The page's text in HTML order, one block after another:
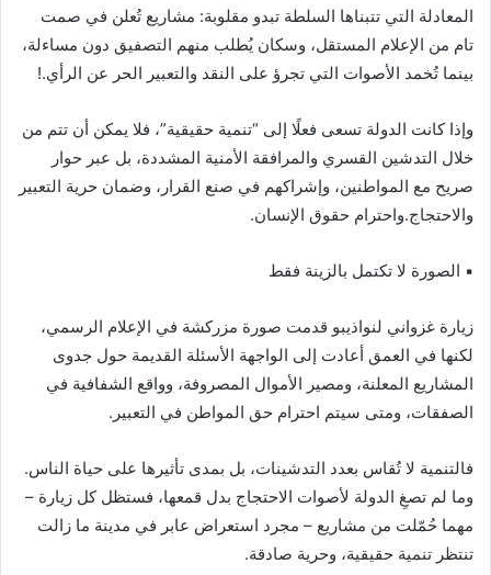
المعادلة التي تتبناها السلطة تبدو مقلوبة: مشاريع تُعلن في صمت
تام من الإعلام المستقل، وسكان يُطلب منهم التصفيق دون مساءلة،
بينما تُخمد الأصوات التي تجرؤ على النقد والتعبير الحر عن الرأي.!
وإذا كانت الدولة تسعى فعلًا إلى “تنمية حقيقية”، فلا يمكن أن تتم من
خلال التدشين القسري والمرافقة الأمنية المشددة، بل عبر حوار
صريح مع المواطنين، وإشراكهم في صنع القرار، وضمان حرية التعبير
والاحتجاج.واحترام حقوق الإنسان.
▪︎ الصورة لا تكتمل بالزينة فقط
زيارة غزواني لنواذيبو قدمت صورة مزركشة في الإعلام الرسمي،
لكنها في العمق أعادت إلى الواجهة الأسئلة القديمة حول جدوى
المشاريع المعلنة، ومصير الأموال المصروفة، وواقع الشفافية في
الصفقات، ومتى سيتم احترام حق المواطن في التعبير.
فالتنمية لا تُقاس بعدد التدشينات، بل بمدى تأثيرها على حياة الناس.
وما لم تصغِ الدولة لأصوات الاحتجاج بدل قمعها، فستظل كل زيارة –
مهما حُمّلت من مشاريع – مجرد استعراض عابر في مدينة ما زالت
تنتظر تنمية حقيقية، وحرية صادقة.